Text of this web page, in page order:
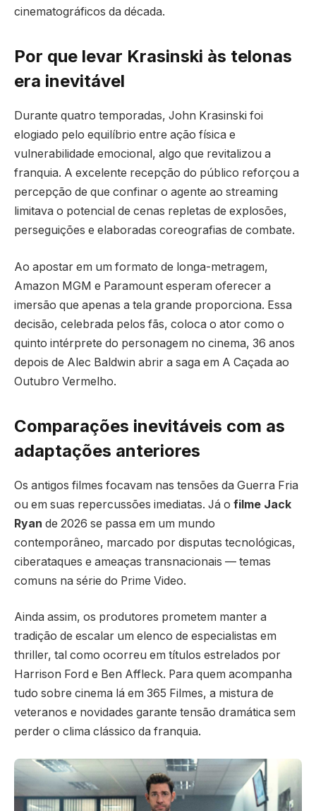
cinematográficos da década.
Por que levar Krasinski às telonas
era inevitável
Durante quatro temporadas, John Krasinski foi
elogiado pelo equilíbrio entre ação física e
vulnerabilidade emocional, algo que revitalizou a
franquia. A excelente recepção do público reforçou a
percepção de que confinar o agente ao streaming
limitava o potencial de cenas repletas de explosões,
perseguições e elaboradas coreografias de combate.
Ao apostar em um formato de longa-metragem,
Amazon MGM e Paramount esperam oferecer a
imersão que apenas a tela grande proporciona. Essa
decisão, celebrada pelos fãs, coloca o ator como o
quinto intérprete do personagem no cinema, 36 anos
depois de Alec Baldwin abrir a saga em A Caçada ao
Outubro Vermelho.
Comparações inevitáveis com as
adaptações anteriores
Os antigos filmes focavam nas tensões da Guerra Fria
ou em suas repercussões imediatas. Já o filme Jack
Ryan de 2026 se passa em um mundo
contemporâneo, marcado por disputas tecnológicas,
ciberataques e ameaças transnacionais — temas
comuns na série do Prime Video.
Ainda assim, os produtores prometem manter a
tradição de escalar um elenco de especialistas em
thriller, tal como ocorreu em títulos estrelados por
Harrison Ford e Ben Affleck. Para quem acompanha
tudo sobre cinema lá em 365 Filmes, a mistura de
veteranos e novidades garante tensão dramática sem
perder o clima clássico da franquia.